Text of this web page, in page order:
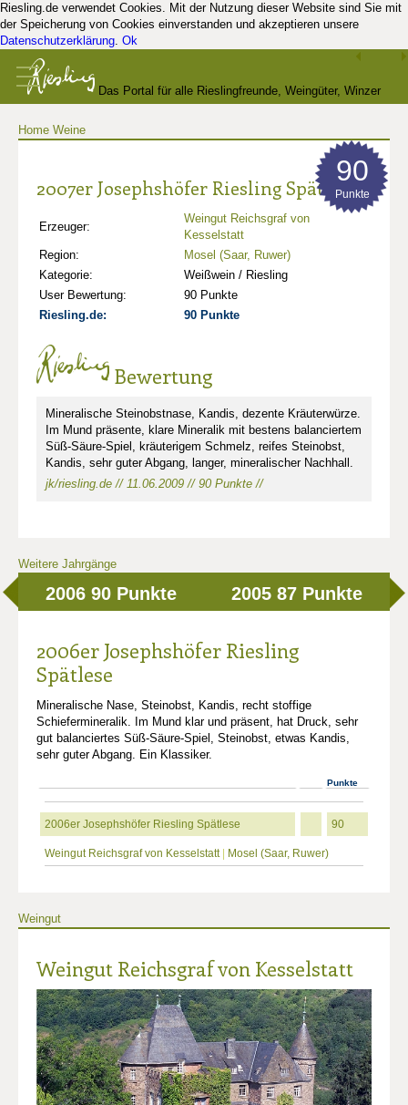
Riesling.de verwendet Cookies. Mit der Nutzung dieser Website sind Sie mit
der Speicherung von Cookies einverstanden und akzeptieren unsere
Datenschutzerklärung. Ok
Das Portal für alle Rieslingfreunde, Weingüter, Winzer
Home Weine
2007er Josephshöfer Riesling Spätlese
Erzeuger:
Weingut Reichsgraf von
Kesselstatt
Region:
Mosel (Saar, Ruwer)
Kategorie:
Weißwein / Riesling
User Bewertung:
90 Punkte
Riesling.de:
90 Punkte
90
Punkte
Bewertung
Mineralische Steinobstnase, Kandis, dezente Kräuterwürze.
Im Mund präsente, klare Mineralik mit bestens balanciertem
Süß-Säure-Spiel, kräuterigem Schmelz, reifes Steinobst,
Kandis, sehr guter Abgang, langer, mineralischer Nachhall.
jk/riesling.de // 11.06.2009 // 90 Punkte //
Weitere Jahrgänge
2006 90 Punkte 2005 87 Punkte
2006er Josephshöfer Riesling
Spätlese
Mineralische Nase, Steinobst, Kandis, recht stoffige
Schiefermineralik. Im Mund klar und präsent, hat Druck, sehr
gut balanciertes Süß-Säure-Spiel, Steinobst, etwas Kandis,
sehr guter Abgang. Ein Klassiker.
Punkte
2006er Josephshöfer Riesling Spätlese 90
Weingut Reichsgraf von Kesselstatt| Mosel (Saar, Ruwer)
Weingut
Weingut Reichsgraf von Kesselstatt